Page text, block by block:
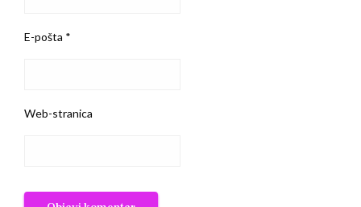
E-pošta *
Web-stranica